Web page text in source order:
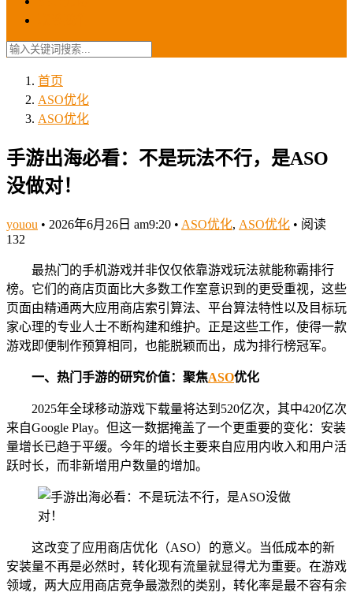
首页
ASO优化
ASO优化
手游出海必看：不是玩法不行，是ASO
没做对！
youou • 2026年6月26日 am9:20 • ASO优化, ASO优化 • 阅读
132
最热门的手机游戏并非仅仅依靠游戏玩法就能称霸排行
榜。它们的商店页面比大多数工作室意识到的更受重视，这些
页面由精通两大应用商店索引算法、平台算法特性以及目标玩
家心理的专业人士不断构建和维护。正是这些工作，使得一款
游戏即便制作预算相同，也能脱颖而出，成为排行榜冠军。
一、 热门手游的研究价值：聚焦ASO优化
2025年全球移动游戏下载量将达到520亿次，其中420亿次
来自Google Play。但这一数据掩盖了一个更重要的变化：安装
量增长已趋于平缓。今年的增长主要来自应用内收入和用户活
跃时长，而非新增用户数量的增加。
这改变了应用商店优化（ASO）的意义。当低成本的新
安装量不再是必然时，转化现有流量就显得尤为重要。在游戏
领域，两大应用商店竞争最激烈的类别，转化率是最不容有余